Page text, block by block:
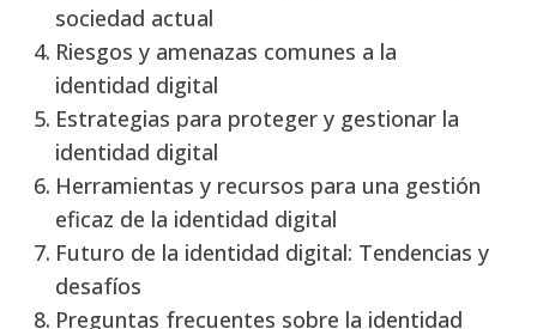
sociedad actual
Riesgos y amenazas comunes a la
identidad digital
Estrategias para proteger y gestionar la
identidad digital
Herramientas y recursos para una gestión
eficaz de la identidad digital
Futuro de la identidad digital: Tendencias y
desafíos
Preguntas frecuentes sobre la identidad